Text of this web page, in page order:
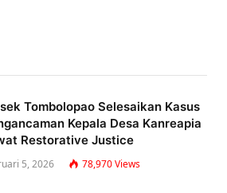
Tombolopao Selesaikan Kasus
Kepala Desa Kanreapia
Restorative Justice
5, 2026 78,970Views